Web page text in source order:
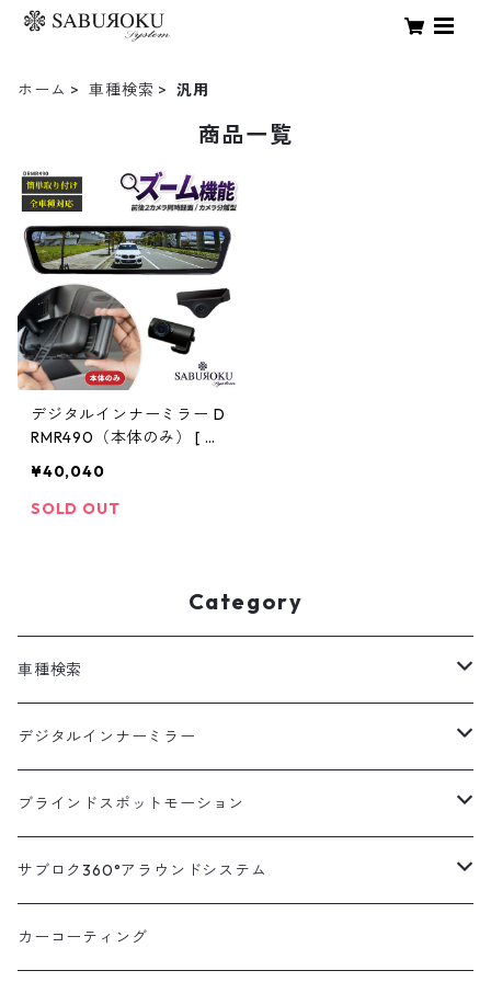
ホーム 車種検索 汎用
商品一覧
デジタルインナーミラー D
RMR490（本体のみ） [ ド
製 ミラー型 車内 カメラ 分
離型 ドラレコ ミラー型 ド
チ 前後同時録画 衝撃検知
¥40,040
SOLD OUT
Category
車種検索
汎用
トヨタ
ハイエース200系
アルファード・ヴェルファイア30系
ニッサン
エルグランドE52系
ホンダ
デジタルインナーミラー
汎用キット
車種別対応キット
トヨタ
オプション
ブラインドスポットモーション
汎用キット
車種別ミラー付セット
サブロク360°アラウンドシステム
アラウンドシステム本体
カーコーティング